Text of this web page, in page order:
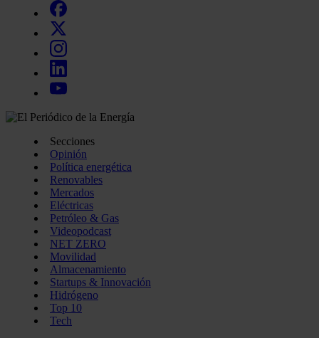
Secciones
Opinión
Política energética
Renovables
Mercados
Eléctricas
Petróleo & Gas
Videopodcast
NET ZERO
Movilidad
Almacenamiento
Startups & Innovación
Hidrógeno
Top 10
Tech